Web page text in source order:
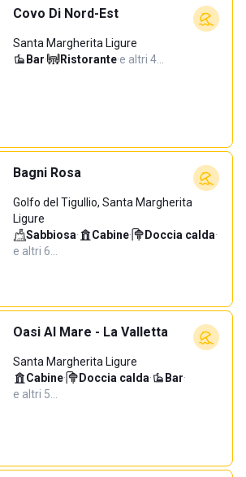
Covo Di Nord-Est
Santa Margherita Ligure
Bar· Ristorante·e altri 4…
Bagni Rosa
Golfo del Tigullio, Santa Margherita
Ligure
Sabbiosa· Cabine· Doccia calda·
e altri 6…
Oasi Al Mare - La Valletta
Santa Margherita Ligure
Cabine· Doccia calda· Bar·
e altri 5…